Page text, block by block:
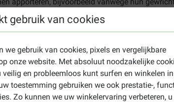
gebruik van cookies
we gebruik van cookies, pixels en vergelijkbare
onze website. Met absoluut noodzakelijke
veilig en probleemloos kunt surfen en winkelen
toestemming gebruiken we ook prestatie-,
Zo kunnen we uw winkelervaring verbeteren,
Flip Board